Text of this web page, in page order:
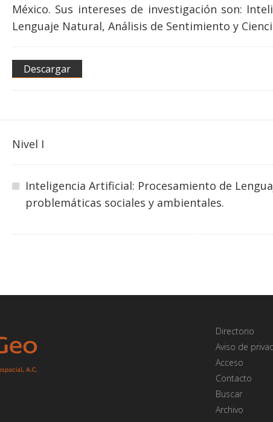
México. Sus intereses de investigación son:
Lenguaje Natural, Análisis de Sentimiento y
Descargar
Nivel I
Inteligencia Artificial: Procesamiento de
problemáticas sociales y ambientales.
Directorio
Aviso de
Acceso
Contacto
Buscar
Archivo